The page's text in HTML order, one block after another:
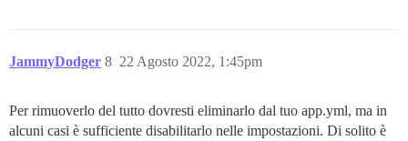
JammyDodger 22 Agosto 2022, 1:45pm
8
Per rimuoverlo del tutto dovresti eliminarlo dal tuo app.yml, ma in
alcuni casi è sufficiente disabilitarlo nelle impostazioni. Di solito è